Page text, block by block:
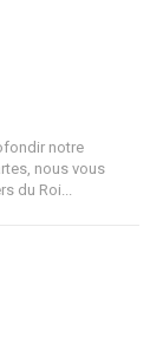
notre
nous vous
du Roi...